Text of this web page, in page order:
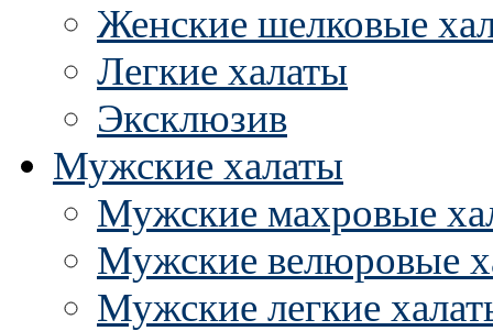
Женские шелковые
Легкие халаты
Эксклюзив
Мужские халаты
Мужские махровые
Мужские велюровые
Мужские легкие